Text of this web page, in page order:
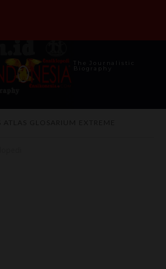
The Journalistic
Biography